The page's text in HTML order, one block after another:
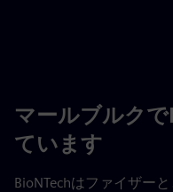
マールブルク
ています
BioNTechはファイザー